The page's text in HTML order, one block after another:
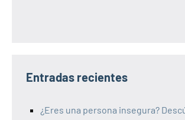
Entradas recientes
¿Eres una persona insegura?